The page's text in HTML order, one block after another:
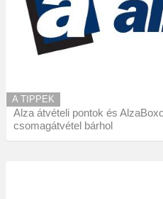
A TIPPEK
Alza átvételi pontok és
csomagátvétel bárhol